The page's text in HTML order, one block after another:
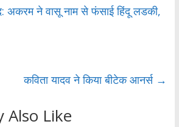
e
अकरम ने वासू नाम से फंसाई हिंदू लडकी,
कविता यादव ने किया बीटेक आनर्स →
Also Like